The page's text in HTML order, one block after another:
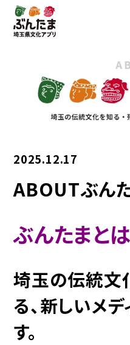
2025.12.17
ABOUTぶん
ぶんたまと
埼玉の伝統文
る、新しいメデ
す。